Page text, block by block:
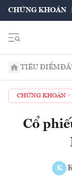
CHỨNG KHOÁN
TIÊU ĐIỂM
CHỨNG KHOÁN
Cổ
K